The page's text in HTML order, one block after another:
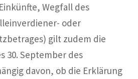
Wegfall des
oder
gilt zudem die
30. September des
davon, ob die Erklärung